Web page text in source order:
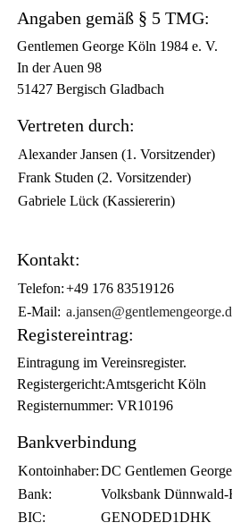
Angaben gemäß § 5 TMG:
Gentlemen George Köln 1984 e. V.
In der Auen 98
51427 Bergisch Gladbach
Vertreten durch:
Alexander Jansen (1. Vorsitzender)
Frank Studen (2. Vorsitzender)
Gabriele Lück (Kassiererin)
Kontakt:
Telefon: +49 176 83519126
E-Mail:
Registereintrag:
Eintragung im Vereinsregister.
Registergericht:Amtsgericht Köln
Registernummer: VR10196
Bankverbindung
Kontoinhaber: DC Gentlemen
Bank:
Volksbank
BIC:
GENODED1DHK